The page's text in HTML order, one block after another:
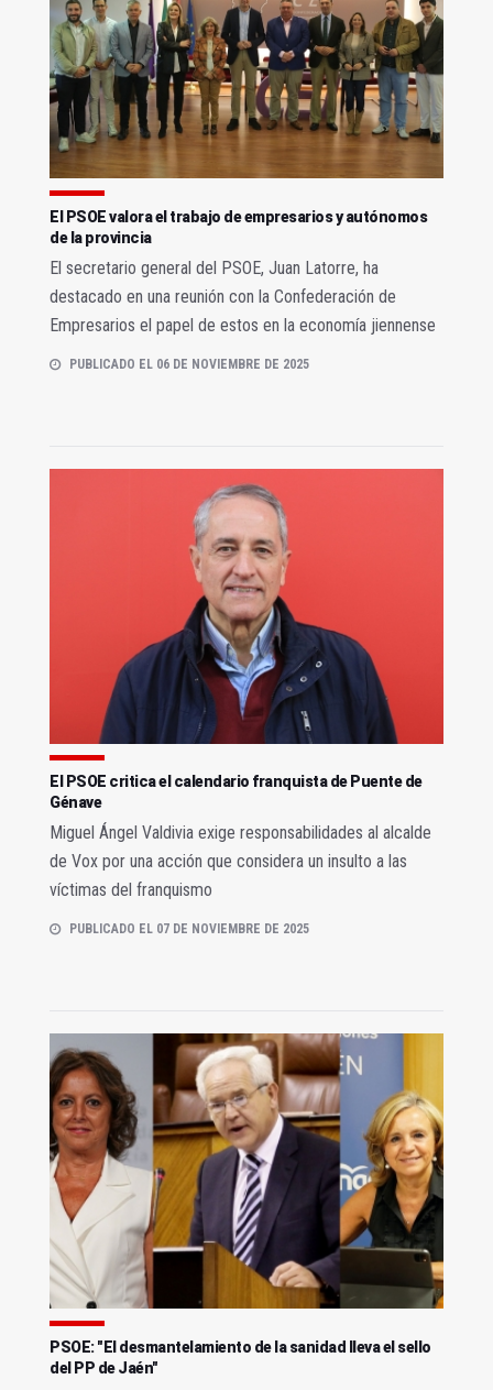
El PSOE valora el trabajo de empresarios y autónomos
de la provincia
El secretario general del PSOE, Juan Latorre, ha
destacado en una reunión con la Confederación de
Empresarios el papel de estos en la economía jiennense
PUBLICADO EL 06 DE NOVIEMBRE DE 2025
El PSOE critica el calendario franquista de Puente de
Génave
Miguel Ángel Valdivia exige responsabilidades al alcalde
de Vox por una acción que considera un insulto a las
víctimas del franquismo
PUBLICADO EL 07 DE NOVIEMBRE DE 2025
PSOE: "El desmantelamiento de la sanidad lleva el sello
del PP de Jaén"